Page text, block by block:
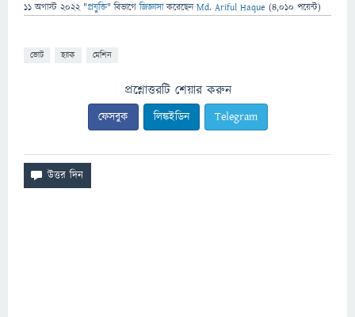
11 অগাস্ট 2022 "প্রযুক্তি" বিভাগে জিজ্ঞাসাকরেছেনMd. Ariful Haque (4,010 পয়েন্ট)
ভোট হ্যাক মেশিন
প্রশ্নোত্তরটি শেয়ার করুন
ফেসবুক লিঙ্কইডিন Telegram